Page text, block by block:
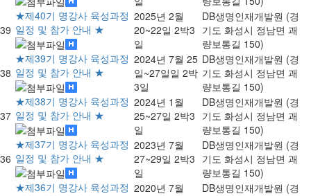
39
★제40기 명강사 육성과정
일정 및 참가 안내 ★
2025년 2월
20~22일 2박3
일
DB생명인재개발원 (경
기도 화성시 정남면 괘
량보통길 150)
38
★제39기 명강사 육성과정
일정 및 참가 안내 ★
2024년 7월 25
일~27일일 2박
3일
DB생명인재개발원 (경
기도 화성시 정남면 괘
량보통길 150)
37
★제38기 명강사 육성과정
일정 및 참가 안내 ★
2024년 1월
25~27일 2박3
일
DB생명인재개발원 (경
기도 화성시 정남면 괘
량보통길 150)
36
★제37기 명강사 육성과정
일정 및 참가 안내 ★
2023년 7월
27~29일 2박3
일
DB생명인재개발원 (경
기도 화성시 정남면 괘
량보통길 150)
★제36기 명강사 육성과정 2020년 7월
DB생명인재개발원 (경